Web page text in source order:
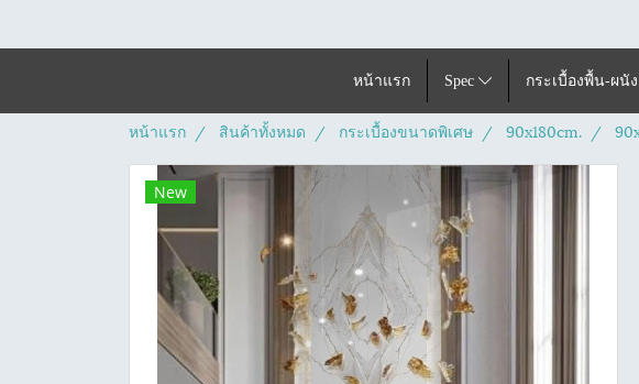
หน้าแรก Spec กระเบื้องพื้น-ผนั
หน้าแรก สินค้าทั้งหมด กระเบื้องขนาดพิเศษ 90x180cm.
New